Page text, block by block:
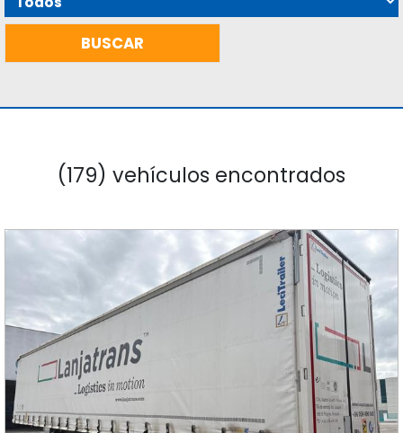
(179) vehículos encontrados